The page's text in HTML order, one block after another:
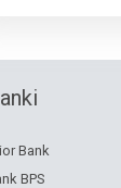
Bank
BPS